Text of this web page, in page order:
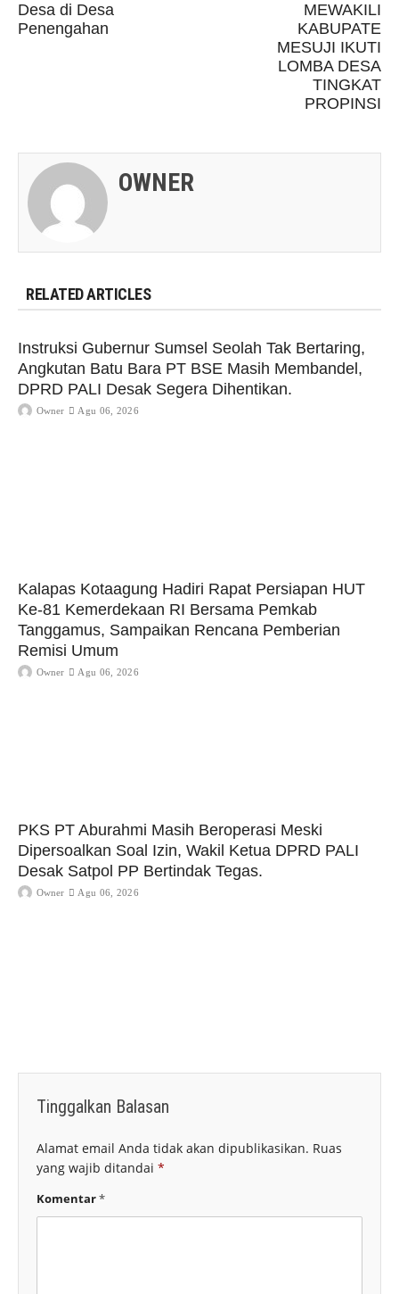
Desa di Desa
Penengahan
MEWAKILI
KABUPATE
MESUJI IKUTI
LOMBA DESA
TINGKAT
PROPINSI
OWNER
RELATED ARTICLES
Instruksi Gubernur Sumsel Seolah Tak Bertaring,
Angkutan Batu Bara PT BSE Masih Membandel,
DPRD PALI Desak Segera Dihentikan.
Owner Agu 06, 2026
Kalapas Kotaagung Hadiri Rapat Persiapan HUT
Ke-81 Kemerdekaan RI Bersama Pemkab
Tanggamus, Sampaikan Rencana Pemberian
Remisi Umum
Owner Agu 06, 2026
PKS PT Aburahmi Masih Beroperasi Meski
Dipersoalkan Soal Izin, Wakil Ketua DPRD PALI
Desak Satpol PP Bertindak Tegas.
Owner Agu 06, 2026
Tinggalkan Balasan
Alamat email Anda tidak akan dipublikasikan. Ruas
yang wajib ditandai *
Komentar*